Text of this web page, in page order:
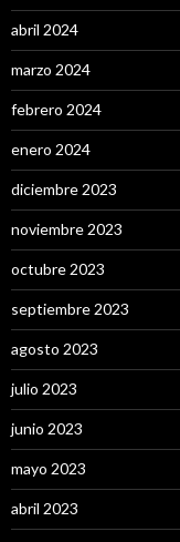
abril 2024
marzo 2024
febrero 2024
enero 2024
diciembre 2023
noviembre 2023
octubre 2023
septiembre 2023
agosto 2023
julio 2023
junio 2023
mayo 2023
abril 2023